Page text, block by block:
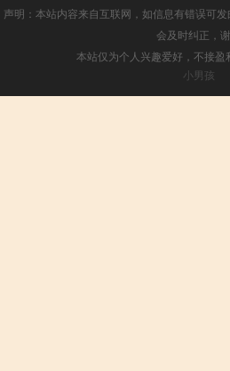
声明：本站内容来自互联网，如信息有错误可
会及时纠正，
本站仅为个人兴趣爱好，不接盈
小男孩